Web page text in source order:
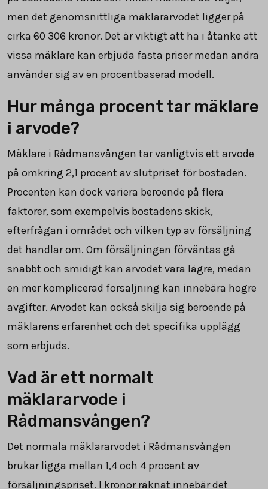
men det genomsnittliga mäklararvodet ligger på
cirka 60 306 kronor. Det är viktigt att ha i åtanke att
vissa mäklare kan erbjuda fasta priser medan andra
använder sig av en procentbaserad modell.
Hur många procent tar mäklare
i arvode?
Mäklare i Rådmansvången tar vanligtvis ett arvode
på omkring 2,1 procent av slutpriset för bostaden.
Procenten kan dock variera beroende på flera
faktorer, som exempelvis bostadens skick,
efterfrågan i området och vilken typ av försäljning
det handlar om. Om försäljningen förväntas gå
snabbt och smidigt kan arvodet vara lägre, medan
en mer komplicerad försäljning kan innebära högre
avgifter. Arvodet kan också skilja sig beroende på
mäklarens erfarenhet och det specifika upplägg
som erbjuds.
Vad är ett normalt
mäklararvode i
Rådmansvången?
Det normala mäklararvodet i Rådmansvången
brukar ligga mellan 1,4 och 4 procent av
försäljningspriset. I kronor räknat innebär det